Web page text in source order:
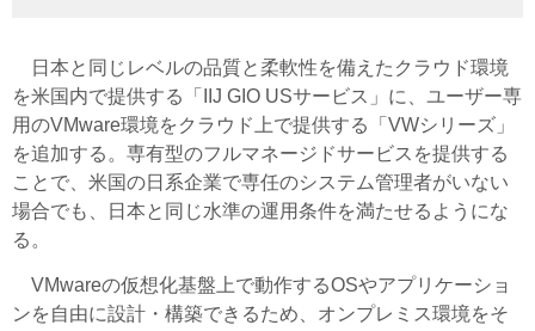
日本と同じレベルの品質と柔軟性を備えたクラウド環境
を米国内で提供する「IIJ GIO USサービス」に、ユーザー専
用のVMware環境をクラウド上で提供する「VWシリーズ」
を追加する。専有型のフルマネージドサービスを提供する
ことで、米国の日系企業で専任のシステム管理者がいない
場合でも、日本と同じ水準の運用条件を満たせるようにな
る。
VMwareの仮想化基盤上で動作するOSやアプリケーショ
ンを自由に設計・構築できるため、オンプレミス環境をそ